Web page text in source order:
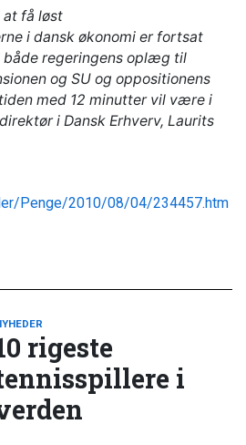
at få løst
i dansk økonomi er fortsat
både regeringens oplæg til
og SU og oppositionens
med 12 minutter vil være i
i Dansk Erhverv, Laurits
Penge/2010/08/04/234457.htm
rigeste
i